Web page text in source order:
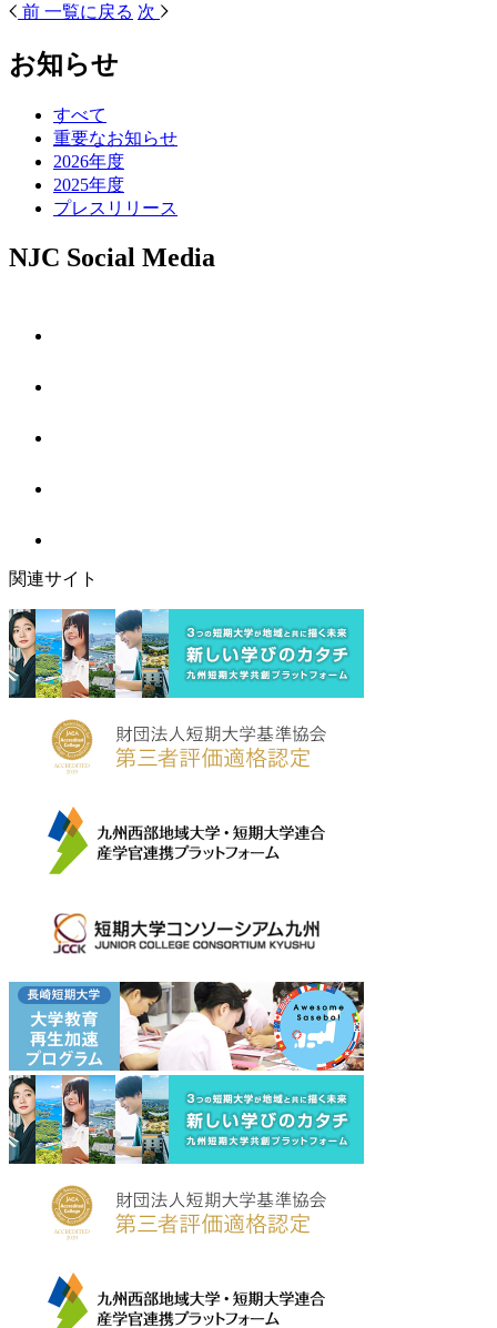
前 一覧に戻る 次
お知らせ
すべて
重要なお知らせ
2026年度
2025年度
プレスリリース
NJC Social Media
関連サイト